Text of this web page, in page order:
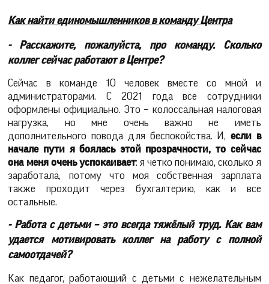
Как найти единомышленников в команду Центра
- Расскажите, пожалуйста, про команду. Сколько
коллег сейчас работают в Центре?
Сейчас в команде 10 человек вместе со мной и
администраторами. С 2021 года все сотрудники
оформлены официально. Это – колоссальная налоговая
нагрузка, но мне очень важно не иметь
дополнительного повода для беспокойства. И, если в
начале пути я боялась этой прозрачности, то сейчас
она меня очень успокаивает: я четко понимаю, сколько я
заработала, потому что моя собственная зарплата
также проходит через бухгалтерию, как и все
остальные.
- Работа с детьми – это всегда тяжёлый труд. Как вам
удается мотивировать коллег на работу с полной
самоотдачей?
Как педагог, работающий с детьми с нежелательным